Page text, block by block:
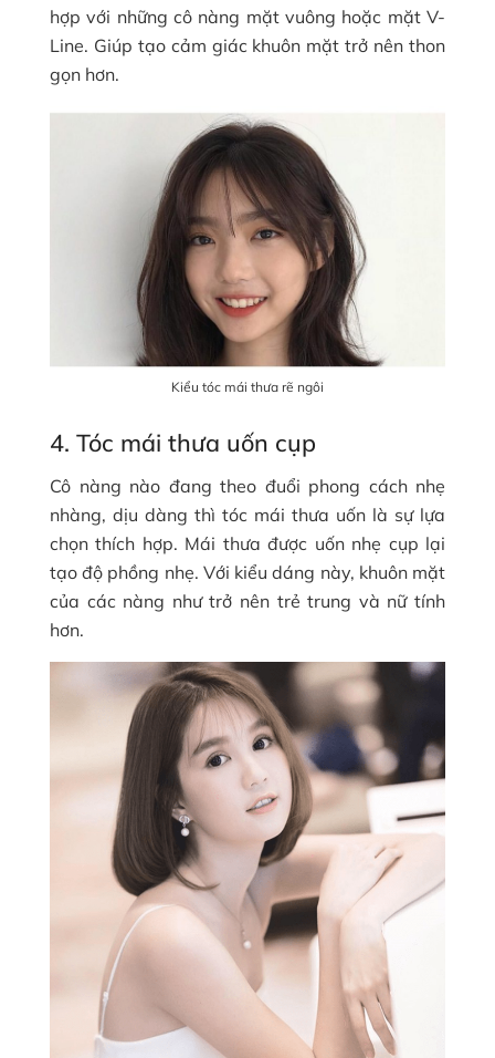
hợp với những cô nàng mặt vuông hoặc mặt V-
Line. Giúp tạo cảm giác khuôn mặt trở nên thon
gọn hơn.
Kiểu tóc mái thưa rẽ ngôi
4. Tóc mái thưa uốn cụp
Cô nàng nào đang theo đuổi phong cách nhẹ
nhàng, dịu dàng thì tóc mái thưa uốn là sự lựa
chọn thích hợp. Mái thưa được uốn nhẹ cụp lại
tạo độ phồng nhẹ. Với kiểu dáng này, khuôn mặt
của các nàng như trở nên trẻ trung và nữ tính
hơn.